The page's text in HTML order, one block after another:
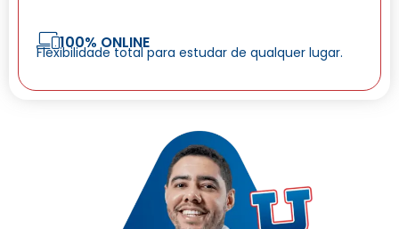
100% ONLINE
Flexibilidade total para estudar de qualquer lugar.